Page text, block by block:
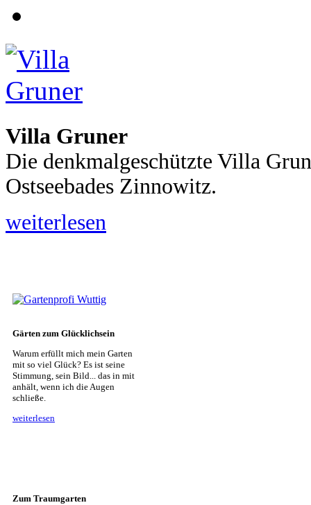
Villa Gruner
Die denkmalgeschützte Villa
Ostseebades Zinnowitz.
weiterlesen
Gärten zum Glücklichsein
Warum erfüllt mich mein Garten
mit so viel Glück? Es ist seine
Stimmung, sein Bild... das in mit
anhält, wenn ich die Augen
schließe.
weiterlesen
Zum Traumgarten